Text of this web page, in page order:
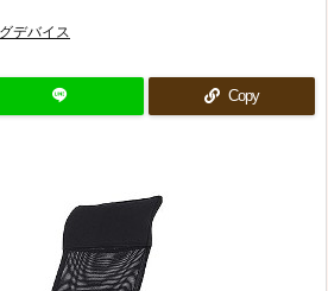
デバイス
Copy